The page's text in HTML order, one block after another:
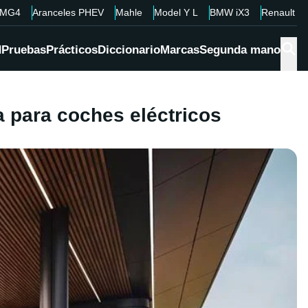
MG4 Aranceles PHEV Mahle Model Y L BMW iX3 Renault
PruebasPrácticosDiccionarioMarcasSegunda mano
para coches eléctricos